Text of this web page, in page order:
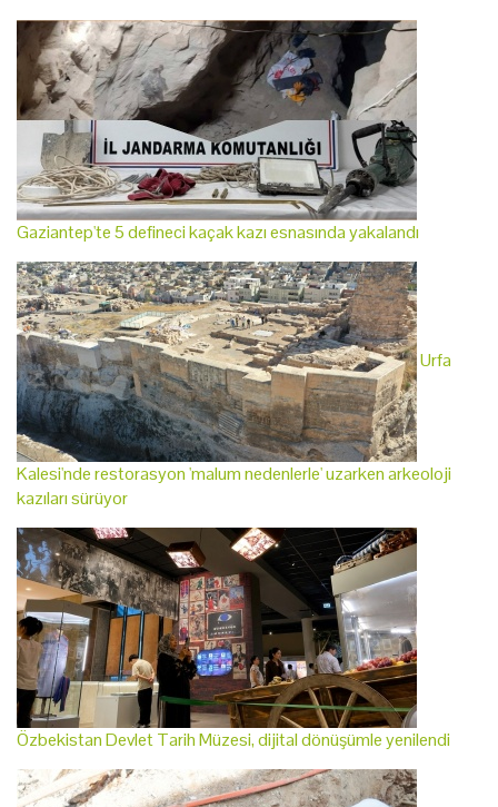
Gaziantep'te 5 defineci kaçak kazı esnasında yakalandı
Urfa
Kalesi'nde restorasyon 'malum nedenlerle' uzarken arkeoloji
kazıları sürüyor
Özbekistan Devlet Tarih Müzesi, dijital dönüşümle yenilendi